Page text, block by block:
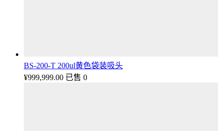
BS-200-T 200ul黄色袋装吸头
¥999,999.00 已售 0